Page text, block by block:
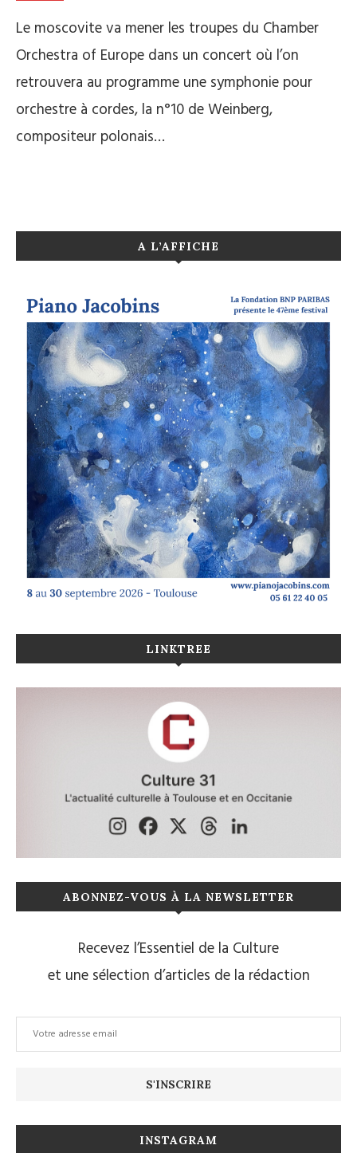
Le moscovite va mener les troupes du Chamber
Orchestra of Europe dans un concert où l’on
retrouvera au programme une symphonie pour
orchestre à cordes, la n°10 de Weinberg,
compositeur polonais…
A L’AFFICHE
LINKTREE
ABONNEZ-VOUS À LA NEWSLETTER
Recevez l’Essentiel de la Culture
et une sélection d’articles de la rédaction
INSTAGRAM